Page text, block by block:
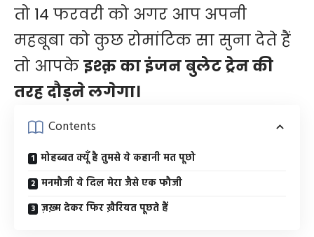
तो 14 फरवरी को अगर आप अपनी
महबूबा को कुछ रोमांटिक सा सुना देते हैं
तो आपकेइश्क़ का इंजन बुलेट ट्रेन की
तरह दौड़ने लगेगा।
Contents
मोहब्बत क्यूँ है तुमसे ये कहानी मत पूछो
मनमौजी ये दिल मेरा जैसे एक फौजी
ज़ख़्म देकर फिर ख़ैरियत पूछते हैं